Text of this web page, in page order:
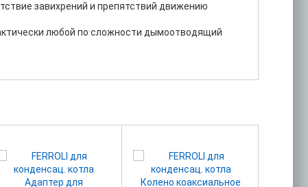
завихрений и препятствий движению
любой по сложности дымоотводящий